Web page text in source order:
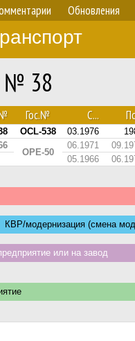
Обновления
№ 38
Гос.№ С...
OCL-538 03.1976
OPE-50
06.1971
05.1966
модернизация (смена
или на завод